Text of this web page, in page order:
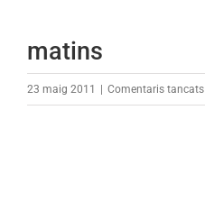
matins
23 maig 2011 Comentaris tancatsa